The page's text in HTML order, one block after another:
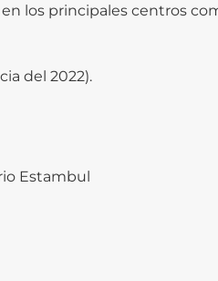
los principales centros
del 2022).
Estambul